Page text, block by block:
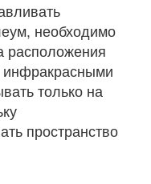
необходимо
расположения
инфракрасными
только на
пространство